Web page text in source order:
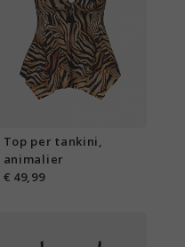
Top per tankini,
animalier
€ 49,99